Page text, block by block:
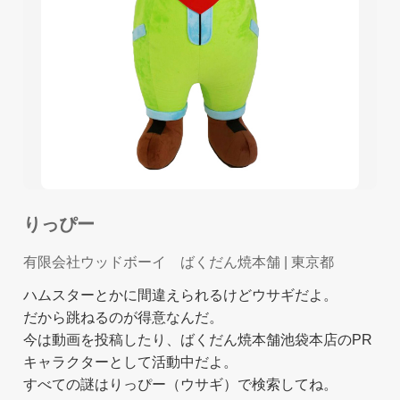
りっぴー
有限会社ウッドボーイ ばくだん焼本舗 | 東京都
ハムスターとかに間違えられるけどウサギだよ。
だから跳ねるのが得意なんだ。
今は動画を投稿したり、ばくだん焼本舗池袋本店のPR
キャラクターとして活動中だよ。
すべての謎はりっぴー（ウサギ）で検索してね。